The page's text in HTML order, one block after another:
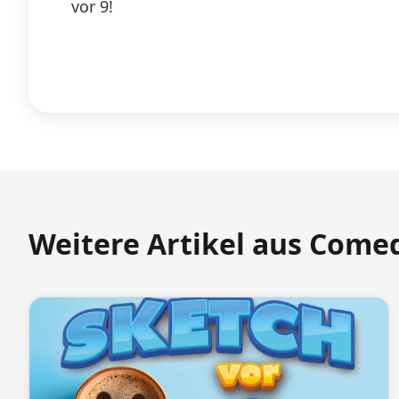
vor 9!
Weitere Artikel aus